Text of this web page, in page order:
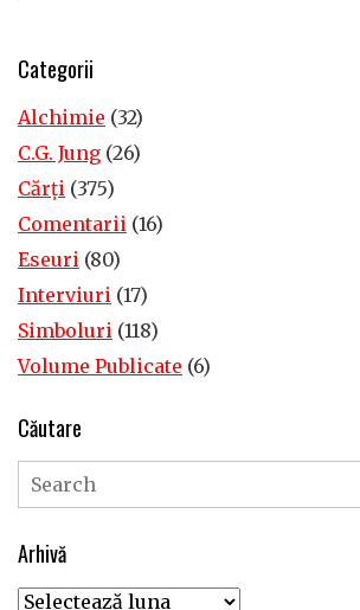
Categorii
Alchimie (32)
C.G. Jung (26)
Cărţi (375)
Comentarii (16)
Eseuri (80)
Interviuri (17)
Simboluri (118)
Volume Publicate (6)
Căutare
Arhivă